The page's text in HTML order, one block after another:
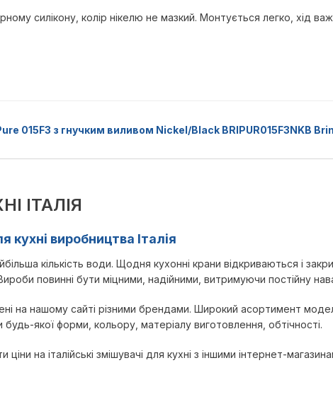
силікону, колір нікелю не мазкий. Монтується легко, хід
015F3 з гнучким виливом Nickel/Black BRIPUR015F3NKB
ІТАЛІЯ
виробництва Італія
кількість води. Щодня кухонні крани відкриваються і
повинні бути міцними, надійними, витримуючи постійну
на нашому сайті різними брендами. Широкий асортимент
будь-якої форми, кольору, матеріалу виготовлення, обтічності.
на італійські змішувачі для кухні з іншими інтернет-